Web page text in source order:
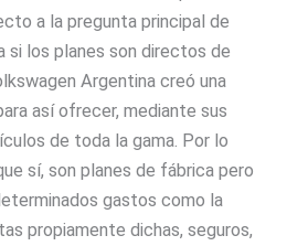
a la pregunta principal de
si los planes son directos de
Argentina creó una
así ofrecer, mediante sus
de toda la gama. Por lo
sí, son planes de fábrica pero
gastos como la
propiamente dichas, seguros,